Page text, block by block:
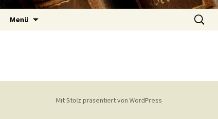
Inhalt
springen
Menü
Suchen
nach:
Mit Stolz präsentiert von WordPress